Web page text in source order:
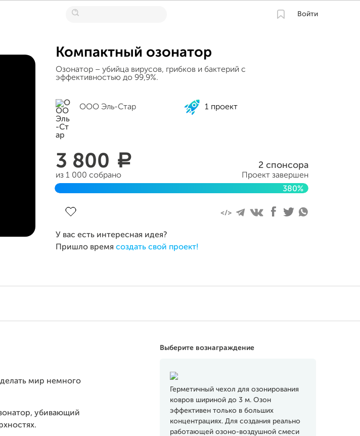
Войти
Компактный озонатор
Озонатор – убийца вирусов, грибков и бактерий с
эффективностью до 99,9%.
ООО Эль-Стар 1 проект
3 800 a
из 1 000 собрано
2 спонсора
Проект завершен
380%
У вас есть интересная идея?
Пришло время создать свой проект!
Выберите вознаграждение
Герметичный чехол для озонирования
ковров шириной до 3 м. Озон
эффективен только в больших
концентрациях. Для создания реально
работающей озоно-воздушной смеси
мир немного
убивающий